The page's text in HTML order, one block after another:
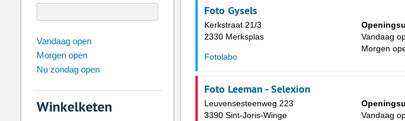
Zo Ma Vr
26 27
2 3 4 6 7 8
9 10 13 14
Vandaag open
Morgen open
Nu zondag open
Winkelketen
Foto Gysels
Kerkstraat 21/3
2330 Merksplas
Fotolabo
Vandaag
Morgen
Foto Leeman - Selexion
Leuvensesteenweg 223
3390 Sint-Joris-Winge
Vandaag